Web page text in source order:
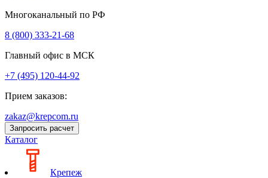
Многоканальный по РФ
8 (800) 333‑21-68
Главный офис в МСК
+7 (495) 120-44-92
Прием заказов:
zakaz@krepcom.ru
Запросить расчет
Каталог
Крепеж